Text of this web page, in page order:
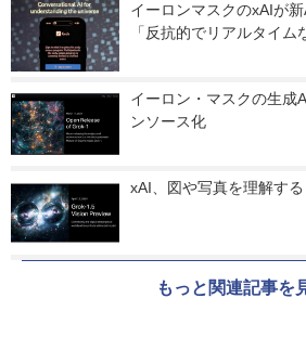
イーロンマスクのxAIが
「反抗的でリアルタイム
イーロン・マスクの生成
ンソース化
xAI、図や写真を理解する
もっと関連記事を